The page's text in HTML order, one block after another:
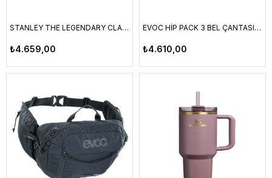
STANLEY THE LEGENDARY CLASSİC BOTTLE 1.4L / 1.5QT HAMMERTONE GREEN
₺4.659,00
EVOC HİP PACK 3 BEL ÇANTASI GRİ (STONE)
₺4.610,00